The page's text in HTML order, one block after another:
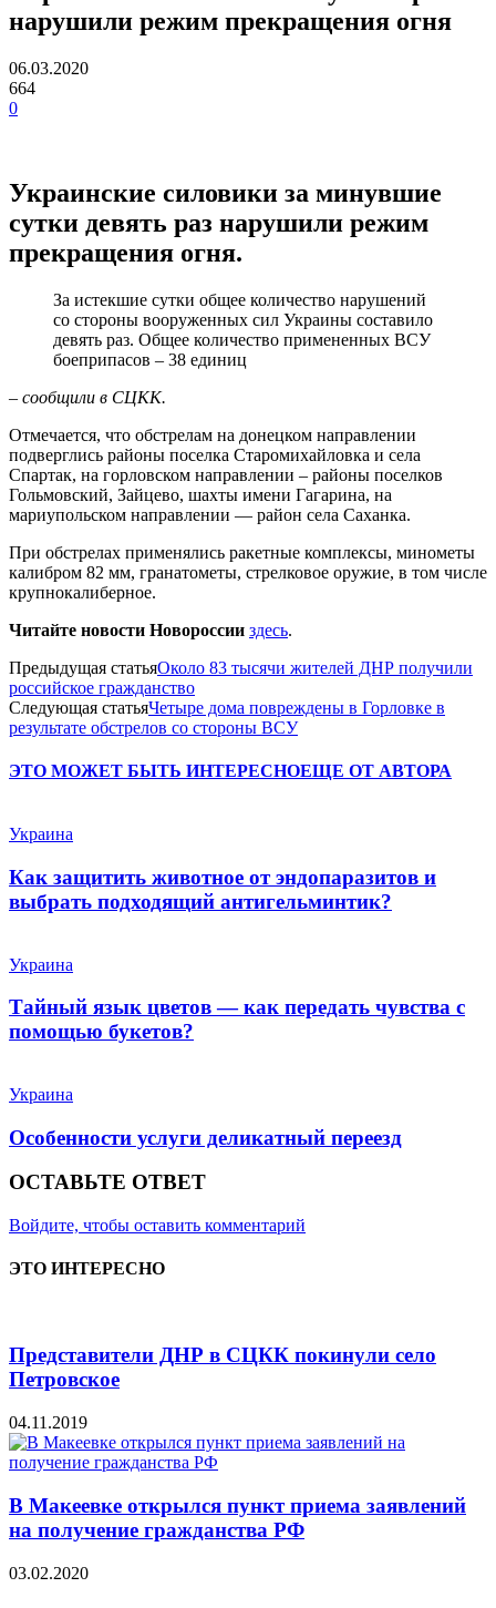
нарушили режим прекращения огня
06.03.2020
664
0
Украинские силовики за минувшие
сутки девять раз нарушили режим
прекращения огня.
За истекшие сутки общее количество нарушений
со стороны вооруженных сил Украины составило
девять раз. Общее количество примененных ВСУ
боеприпасов – 38 единиц
– сообщили в СЦКК.
Отмечается, что обстрелам на донецком направлении
подверглись районы поселка Старомихайловка и села
Спартак, на горловском направлении – районы поселков
Гольмовский, Зайцево, шахты имени Гагарина, на
мариупольском направлении — район села Саханка.
При обстрелах применялись ракетные комплексы, минометы
калибром 82 мм, гранатометы, стрелковое оружие, в том числе
крупнокалиберное.
Читайте новости Новороссии здесь.
Предыдущая статьяОколо 83 тысячи жителей ДНР получили
российское гражданство
Следующая статьяЧетыре дома повреждены в Горловке в
результате обстрелов со стороны ВСУ
ЭТО МОЖЕТ БЫТЬ ИНТЕРЕСНОЕЩЕ ОТ АВТОРА
Украина
Как защитить животное от эндопаразитов и
выбрать подходящий антигельминтик?
Украина
Тайный язык цветов — как передать чувства с
помощью букетов?
Украина
Особенности услуги деликатный переезд
ОСТАВЬТЕ ОТВЕТ
Войдите, чтобы оставить комментарий
ЭТО ИНТЕРЕСНО
Представители ДНР в СЦКК покинули село
Петровское
04.11.2019
В Макеевке открылся пункт приема заявлений
на получение гражданства РФ
03.02.2020